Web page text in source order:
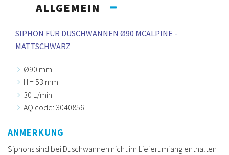
ALLGEMEIN
SIPHON FÜR DUSCHWANNEN Ø90 MCALPINE -
MATTSCHWARZ
Ø90 mm
H = 53 mm
30 L/min
AQ code: 3040856
ANMERKUNG
Siphons sind bei Duschwannen nicht im Lieferumfang enthalten